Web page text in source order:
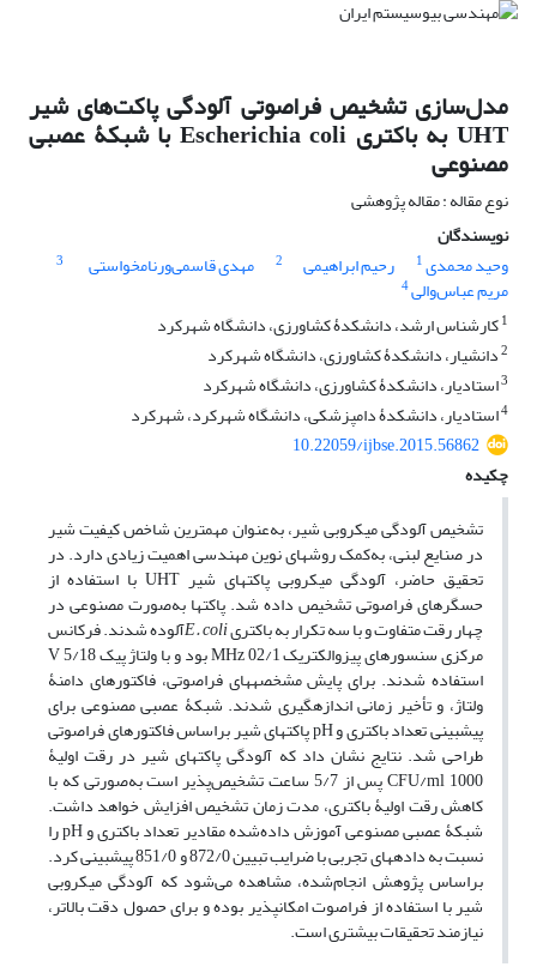
مدل‌سازی تشخیص فراصوتی آلودگی پاکت‌های شیر
UHT به باکتری Escherichia coli با شبکۀ عصبی
مصنوعی
نوع مقاله : مقاله پژوهشی
نویسندگان
وحید محمدی1 رحیم ابراهیمی 2 مهدی قاسمی‌ورنامخواستی 3
مریم عباس‌والی4
1کارشناس ارشد، دانشکدۀ کشاورزی، دانشگاه شهرکرد
2دانشیار، دانشکدۀ کشاورزی، دانشگاه شهرکرد
3استادیار، دانشکدۀ کشاورزی، دانشگاه شهرکرد
4استادیار، دانشکدۀ دامپزشکی، دانشگاه شهرکرد، شهرکرد
10.22059/ijbse.2015.56862
چکیده
تشخیص آلودگی میکروبی شیر، به‌عنوان مهم‏ترین شاخص کیفیت شیر
در صنایع لبنی، به‌کمک‏ روش‏های نوین مهندسی اهمیت زیادی دارد. در
تحقیق حاضر، آلودگی میکروبی پاکت‏های شیر UHT با استفاده از
حسگرهای فراصوتی تشخیص داده شد. پاکت‏ها به‌صورت مصنوعی در
چهار رقت متفاوت و با سه تکرار به باکتریE. coliآلوده شدند. فرکانس
مرکزی سنسورهای پیزوالکتریک MHz 02/1 بود و با ولتاژ پیک V 5/18
استفاده شدند. برای پایش مشخصه‏های فراصوتی، فاکتورهای دامنۀ
ولتاژ، و تأخیر زمانی اندازه‏گیری شدند. شبکۀ عصبی مصنوعی برای
پیش‏بینی تعداد باکتری و pH پاکت‏های شیر براساس فاکتورهای فراصوتی
طراحی شد. نتایج نشان داد که آلودگی پاکت‏های شیر در رقت اولیۀ
CFU/ml 1000 پس از 5/7 ساعت تشخیص‌پذیر است به‌صورتی ‌که با
کاهش رقت اولیۀ باکتری، مدت زمان تشخیص افزایش خواهد داشت.
شبکۀ عصبی مصنوعی آموزش داده‌شده مقادیر تعداد باکتری و pH را
نسبت به داده‏های تجربی با ضرایب تبیین 872/0 و 851/0 پیش‏بینی کرد.
براساس پژوهش انجام‌شده، مشاهده می‌شود که آلودگی میکروبی
شیر با استفاده از فراصوت امکان‏پذیر بوده و برای حصول دقت بالاتر،
نیازمند تحقیقات بیشتری است.